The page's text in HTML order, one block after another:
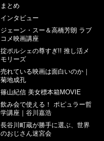
まとめ
インタビュー
ジェーン・スー＆高橋芳朗 ラブ
コメ映画講座
掟ポルシェの尊すぎ!! 推し活メ
モリーズ
売れている映画は面白いのか｜
菊地成孔
篠山紀信 美女標本箱MOVIE
飲み会で使える！ ポピュラー哲
学講座｜谷川嘉浩
長谷川町蔵が勝手に選ぶ、世界
のおじさん迷宮会